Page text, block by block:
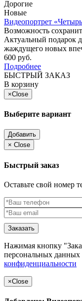
Дорогие
Новые
Видеопортрет
Возможность
Актуальный подарок
жаждущего новых
600 руб.
Подробнее
БЫСТРЫЙ ЗАКАЗ
В корзину
×Close
Выберите вариант
Добавить
× Close
Быстрый заказ
Оставьте свой номер
Заказать
Нажимая кнопку
персональных данных
конфиденциальности
×Close